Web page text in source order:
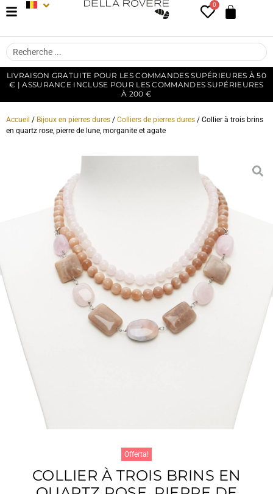
0
LIVRAISON GRATUITE POUR LES COMMANDES SUPÉRIEURES À 50
€ | ASSURANCE INCLUSE POUR LES COMMANDES SUPÉRIEURES
À 200 €
Accueil / Bijoux en pierres dures / Colliers de pierres dures / Collier à trois brins
en quartz rose, pierre de lune, morganite et agate
Offerta!
COLLIER À TROIS BRINS EN